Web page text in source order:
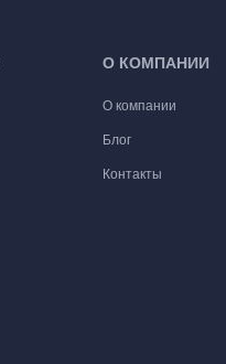
О КОМПАНИИ
О компании
Блог
Контакты